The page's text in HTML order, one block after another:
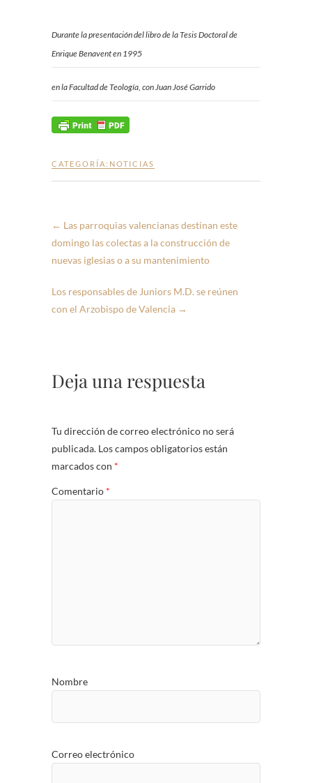
Durante la presentación del libro de la Tesis Doctoral de
Enrique Benavent en 1995
en la Facultad de Teología, con Juan José Garrido
CATEGORÍA: NOTICIAS
← Las parroquias valencianas destinan este
domingo las colectas a la construcción de
nuevas iglesias o a su mantenimiento
Los responsables de Juniors M.D. se reúnen
con el Arzobispo de Valencia →
Deja una respuesta
Tu dirección de correo electrónico no será
publicada. Los campos obligatorios están
marcados con *
Comentario *
Nombre
Correo electrónico